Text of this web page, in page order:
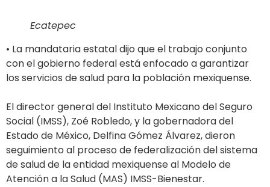
Ecatepec
• La mandataria estatal dijo que el trabajo conjunto
con el gobierno federal está enfocado a garantizar
los servicios de salud para la población mexiquense.
El director general del Instituto Mexicano del Seguro
Social (IMSS), Zoé Robledo, y la gobernadora del
Estado de México, Delfina Gómez Álvarez, dieron
seguimiento al proceso de federalización del sistema
de salud de la entidad mexiquense al Modelo de
Atención a la Salud (MAS) IMSS-Bienestar.